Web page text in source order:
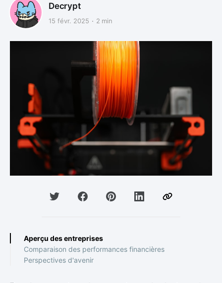
Decrypt
15 févr. 2025 2 min
Aperçu des entreprises
Comparaison des performances financières
Perspectives d'avenir